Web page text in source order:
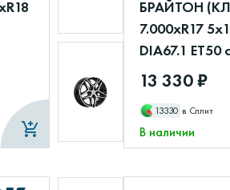
БРАЙТОН
7.000xR17
DIA67.1 ET50
13 330 ₽
13330 в Сплит
В наличии